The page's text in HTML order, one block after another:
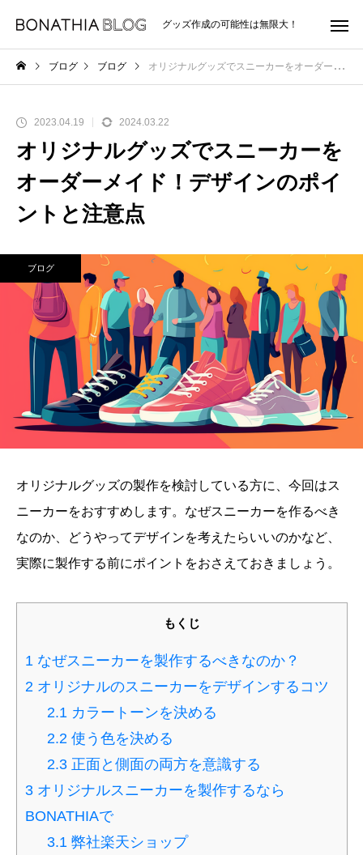
グッズ作成の可能性は無限大！
ブログ ブログ オリジナルグッズでスニーカーをオーダーメイド！デザインのポイントと注意点
2023.04.19 2024.03.22
オリジナルグッズでスニーカーを
オーダーメイド！デザインのポイ
ントと注意点
ブログ
オリジナルグッズの製作を検討している方に、今回はス
ニーカーをおすすめします。なぜスニーカーを作るべき
なのか、どうやってデザインを考えたらいいのかなど、
実際に製作する前にポイントをおさえておきましょう。
もくじ
1 なぜスニーカーを製作するべきなのか？
2 オリジナルのスニーカーをデザインするコツ
2.1 カラートーンを決める
2.2 使う色を決める
2.3 正面と側面の両方を意識する
3 オリジナルスニーカーを製作するなら
BONATHIAで
3.1 弊社楽天ショップ